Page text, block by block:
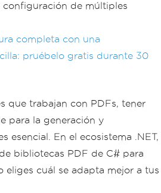
configuración de múltiples
completa con una
pruébelo gratis durante 30
que trabajan con PDFs, tener
para la generación y
esencial. En el ecosistema .NET,
bibliotecas PDF de C# para
eliges cuál se adapta mejor a tus